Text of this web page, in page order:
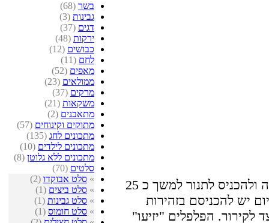
בשר (68)
גבינות (3)
דגים (37)
ירקות (48)
כבושים (12)
לחם (11)
מאפים (52)
ממולאים (23)
מרקים (37)
משקאות (21)
מתאבנים (2)
מתוקים וקינוחים (57)
מתכונים לחג (135)
מתכונים לילדים (10)
מתכונים ללא גלוטן (8)
סלטים (70)
» סלט אבוקדו (2)
» סלט ביצים (1)
» סלט גבינות (1)
» סלט חומוס (1)
את הפלפלים יש להניח על תבנית אפייה ולהכניס לתנור למשך כ 25
מעלות. בסיום יש להכניסם בזהירות
לקירור. הפלפלים "יזיעו"